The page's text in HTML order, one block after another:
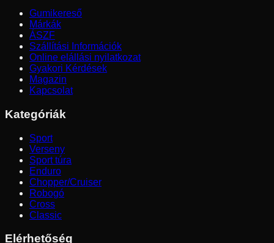
Gumikereső
Márkák
ÁSZF
Szállítási Információk
Online elállási nyilatkozat
Gyakori Kérdések
Magazin
Kapcsolat
Kategóriák
Sport
Verseny
Sport túra
Enduro
Chopper/Cruiser
Robogó
Cross
Classic
Elérhetőség